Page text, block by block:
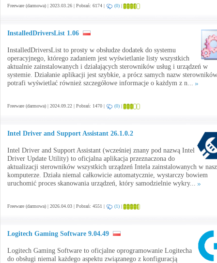
Freeware (darmowa) | 2023.03.26 | Pobrań: 6174 | (0) |
InstalledDriversList 1.06
InstalledDriversList to prosty w obsłudze dodatek do systemu
operacyjnego, którego zadaniem jest wyświetlanie listy wszystkich
aktualnie zainstalowanych i działających sterowników usług i urządzeń w
systemie. Działanie aplikacji jest szybkie, a prócz samych nazw
potrafi wyświetlać również szczegółowe informacje o każdym z n...
Freeware (darmowa) | 2024.09.22 | Pobrań: 1470 | (0) |
Intel Driver and Support Assistant 26.1.0.2
Intel Driver and Support Assistant (wcześniej znany pod nazwą Intel
Driver Update Utility) to oficjalna aplikacja przeznaczona do
aktualizacji sterowników wszystkich urządzeń Intela zainstalowanych w
komputerze. Działa niemal całkowicie automatycznie, wystarczy bowiem
uruchomić proces skanowania urządzeń, który samodzielnie wykry...
Freeware (darmowa) | 2026.04.03 | Pobrań: 4551 | (1) |
Logitech Gaming Software 9.04.49
Logitech Gaming Software to oficjalne oprogramowanie Logitecha
do obsługi niemal każdego aspektu związanego z konfiguracją